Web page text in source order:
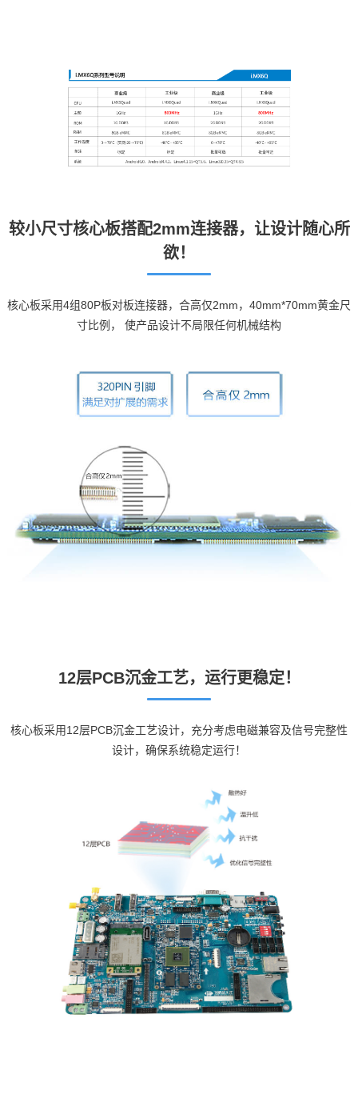
较小尺寸核心板搭配2mm连接器，让设计随心所
欲！
核心板采用4组80P板对板连接器，合高仅2mm，40mm*70mm黄金尺
寸比例， 使产品设计不局限任何机械结构
12层PCB沉金工艺，运行更稳定！
核心板采用12层PCB沉金工艺设计，充分考虑电磁兼容及信号完整性
设计，确保系统稳定运行！